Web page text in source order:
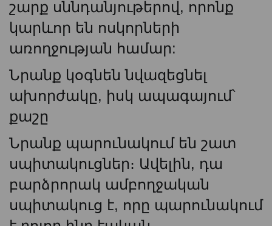
շարք սննդանյութերով, որոնք
կարևոր են ոսկորների
առողջության համար:
Նրանք կօգնեն նվազեցնել
ախորժակը, իսկ ապագայում՝
քաշը
Նրանք պարունակում են շատ
սպիտակուցներ։ Ավելին, դա
բարձրորակ ամբողջական
սպիտակուց է, որը պարունակում